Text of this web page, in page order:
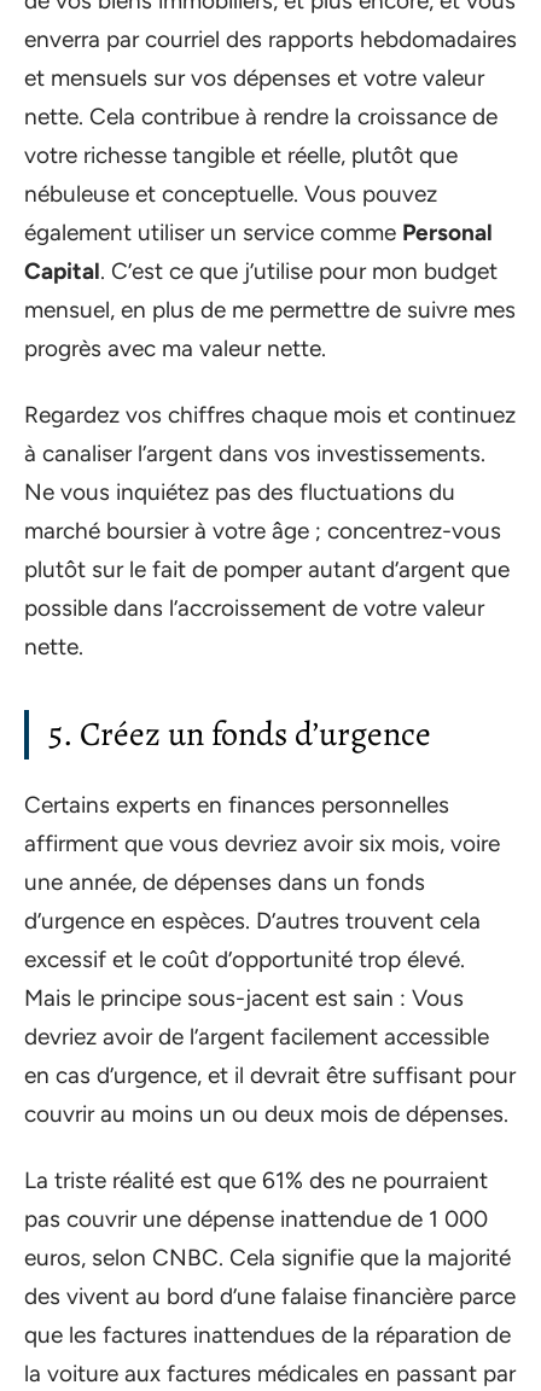
enverra par courriel des rapports hebdomadaires
et mensuels sur vos dépenses et votre valeur
nette. Cela contribue à rendre la croissance de
votre richesse tangible et réelle, plutôt que
nébuleuse et conceptuelle. Vous pouvez
également utiliser un service comme Personal
Capital. C’est ce que j’utilise pour mon budget
mensuel, en plus de me permettre de suivre mes
progrès avec ma valeur nette.
Regardez vos chiffres chaque mois et continuez
à canaliser l’argent dans vos investissements.
Ne vous inquiétez pas des fluctuations du
marché boursier à votre âge ; concentrez-vous
plutôt sur le fait de pomper autant d’argent que
possible dans l’accroissement de votre valeur
nette.
5. Créez un fonds d’urgence
Certains experts en finances personnelles
affirment que vous devriez avoir six mois, voire
une année, de dépenses dans un fonds
d’urgence en espèces. D’autres trouvent cela
excessif et le coût d’opportunité trop élevé.
Mais le principe sous-jacent est sain : Vous
devriez avoir de l’argent facilement accessible
en cas d’urgence, et il devrait être suffisant pour
couvrir au moins un ou deux mois de dépenses.
La triste réalité est que 61% des ne pourraient
pas couvrir une dépense inattendue de 1 000
euros, selon CNBC. Cela signifie que la majorité
des vivent au bord d’une falaise financière parce
que les factures inattendues de la réparation de
la voiture aux factures médicales en passant par